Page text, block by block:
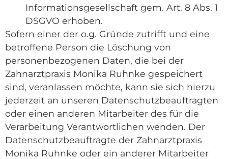
Informationsgesellschaft gem. Art. 8 Abs. 1
DSGVO erhoben.
Sofern einer der o.g. Gründe zutrifft und eine
betroffene Person die Löschung von
personenbezogenen Daten, die bei der
Zahnarztpraxis Monika Ruhnke gespeichert
sind, veranlassen möchte, kann sie sich hierzu
jederzeit an unseren Datenschutzbeauftragten
oder einen anderen Mitarbeiter des für die
Verarbeitung Verantwortlichen wenden. Der
Datenschutzbeauftragte der Zahnarztpraxis
Monika Ruhnke oder ein anderer Mitarbeiter